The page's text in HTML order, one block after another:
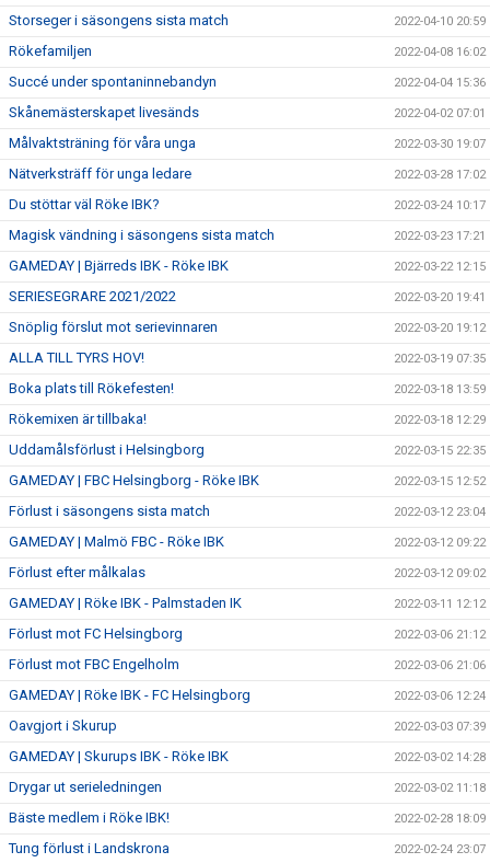
Storseger i säsongens sista match 2022-04-10 20:59
Rökefamiljen 2022-04-08 16:02
Succé under spontaninnebandyn 2022-04-04 15:36
Skånemästerskapet livesänds 2022-04-02 07:01
Målvaktsträning för våra unga 2022-03-30 19:07
Nätverksträff för unga ledare 2022-03-28 17:02
Du stöttar väl Röke IBK? 2022-03-24 10:17
Magisk vändning i säsongens sista match 2022-03-23 17:21
GAMEDAY | Bjärreds IBK - Röke IBK 2022-03-22 12:15
SERIESEGRARE 2021/2022 2022-03-20 19:41
Snöplig förslut mot serievinnaren 2022-03-20 19:12
ALLA TILL TYRS HOV! 2022-03-19 07:35
Boka plats till Rökefesten! 2022-03-18 13:59
Rökemixen är tillbaka! 2022-03-18 12:29
Uddamålsförlust i Helsingborg 2022-03-15 22:35
GAMEDAY | FBC Helsingborg - Röke IBK 2022-03-15 12:52
Förlust i säsongens sista match 2022-03-12 23:04
GAMEDAY | Malmö FBC - Röke IBK 2022-03-12 09:22
Förlust efter målkalas 2022-03-12 09:02
GAMEDAY | Röke IBK - Palmstaden IK 2022-03-11 12:12
Förlust mot FC Helsingborg 2022-03-06 21:12
Förlust mot FBC Engelholm 2022-03-06 21:06
GAMEDAY | Röke IBK - FC Helsingborg 2022-03-06 12:24
Oavgjort i Skurup 2022-03-03 07:39
GAMEDAY | Skurups IBK - Röke IBK 2022-03-02 14:28
Drygar ut serieledningen 2022-03-02 11:18
Bäste medlem i Röke IBK! 2022-02-28 18:09
Tung förlust i Landskrona 2022-02-24 23:07